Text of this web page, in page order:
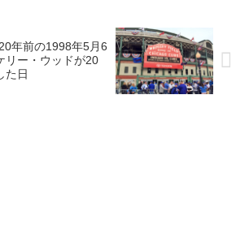
年前の1998年5月6
リー・ウッドが20
た日